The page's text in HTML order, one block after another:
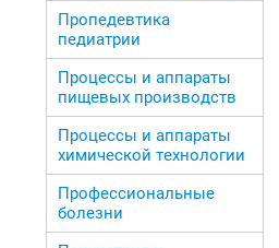
Пропедевтика
педиатрии
Процессы и аппараты
пищевых производств
Процессы и аппараты
химической технологии
Профессиональные
болезни